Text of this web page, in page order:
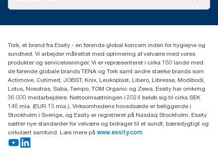
Smiley-rapport
(+45) 48 16 82 44
Professional Hygiene
Gydevang 33
DK-3450 Allerød
Tork, et brand fra Essity - en førende global koncern inden for hygiejne og
sundhed. Vi arbejder målrettet med optimering af velvære med vores
produkter og serviceløsninger. Vi er repræsenteret i cirka 150 lande med
de førende globale brands TENA og Tork samt andre stærke brands som
Actimove, Cutimed, JOBST, Knix, Leukoplast, Libero, Libresse, Modibodi,
Lotus, Nosotras, Saba, Tempo, TOM Organic og Zewa. Essity har omkring
36.000 medarbejdere. Nettoomsætningen i 2024 beløb sig til cirka SEK
146 mia. (EUR 13 mia.). Virksomhedens hovedsæde er beliggende i
Stockholm i Sverige, og Essity er registreret på Nasdaq Stockholm. Essity
sætter nye standarder for velvære og bidrager til et sundt, bæredygtigt og
cirkulært samfund. Læs mere på www.essity.com